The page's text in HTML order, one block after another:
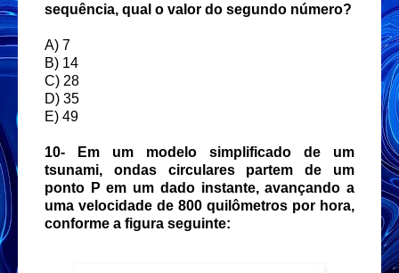
sequência, qual o valor do segundo número?
A) 7
B) 14
C) 28
D) 35
E) 49
10-
Em um modelo simplificado de um
tsunami, ondas circulares partem de um
ponto P em um dado instante, avançando a
uma velocidade de 800 quilômetros por hora,
conforme a figura seguinte: